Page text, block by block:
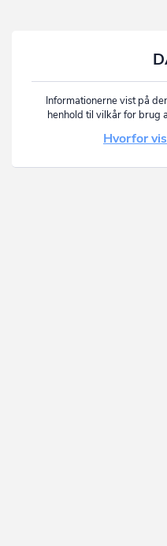
Informationerne vist på
henhold til vilkår for brug
Hvorfor